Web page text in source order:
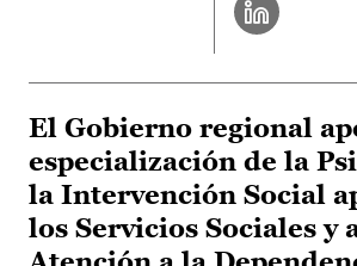
El Gobierno regional
especialización de la
la Intervención Social
los Servicios Sociales y